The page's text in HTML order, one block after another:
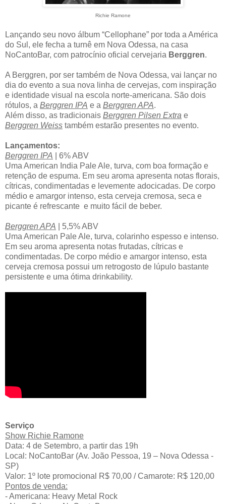
Richie Ramone
Lançando seu novo álbum “Cellophane” por toda a América
do Sul, ele fecha a turnê em Nova Odessa, na casa
NoCantoBar, com patrocínio oficial cervejaria Berggren.
A Berggren, por ser também de Nova Odessa, vai lançar no
dia do evento a sua nova linha de cervejas, com inspiração
e identidade visual na escola norte-americana. São dois
rótulos, a Berggren IPA e a Berggren APA.
Além disso, as tradicionais Berggren Pilsen Extra e
Berggren Weiss também estarão presentes no evento.
Lançamentos:
Berggren IPA | 6% ABV
Uma American India Pale Ale, turva, com boa formação e
retenção de espuma. Em seu aroma apresenta notas florais,
cítricas, condimentadas e levemente adocicadas. De corpo
médio e amargor intenso, esta cerveja cremosa, seca e
picante é refrescante e muito fácil de beber.
Berggren APA | 5,5% ABV
Uma American Pale Ale, turva, colarinho espesso e intenso.
Em seu aroma apresenta notas frutadas, cítricas e
condimentadas. De corpo médio e amargor intenso, esta
cerveja cremosa possui um retrogosto de lúpulo bastante
persistente e uma ótima drinkability.
Serviço
Show Richie Ramone
Data: 4 de Setembro, a partir das 19h
Local: NoCantoBar (Av. João Pessoa, 19 – Nova Odessa -
SP)
Valor: 1º lote promocional R$ 70,00 / Camarote: R$ 120,00
Pontos de venda:
- Americana: Heavy Metal Rock